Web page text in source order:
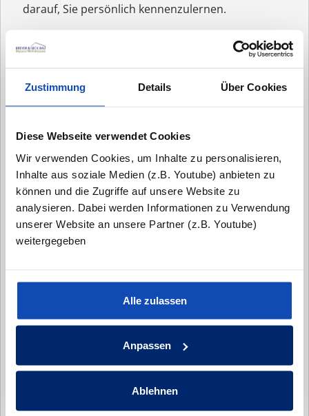
Zustimmung Details Über Cookies
Diese Webseite verwendet Cookies
Wir verwenden Cookies, um Inhalte zu personalisieren,
Inhalte aus soziale Medien (z.B. Youtube) anbieten zu
können und die Zugriffe auf unsere Website zu
analysieren. Dabei werden Informationen zu Verwendung
unserer Website an unsere Partner (z.B. Youtube)
weitergegeben
Alle zulassen
Anpassen
Ablehnen
darauf, Sie persönlich kennenzulernen.
- Tim Seck
Anrede:*
Vorname:
Nachname:*
Telefonnummer:*
Nachricht: